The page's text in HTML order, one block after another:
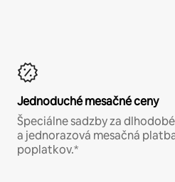
Jednoduché mesačné ceny
Špeciálne sadzby za
a jednorazová mesačná
poplatkov.*